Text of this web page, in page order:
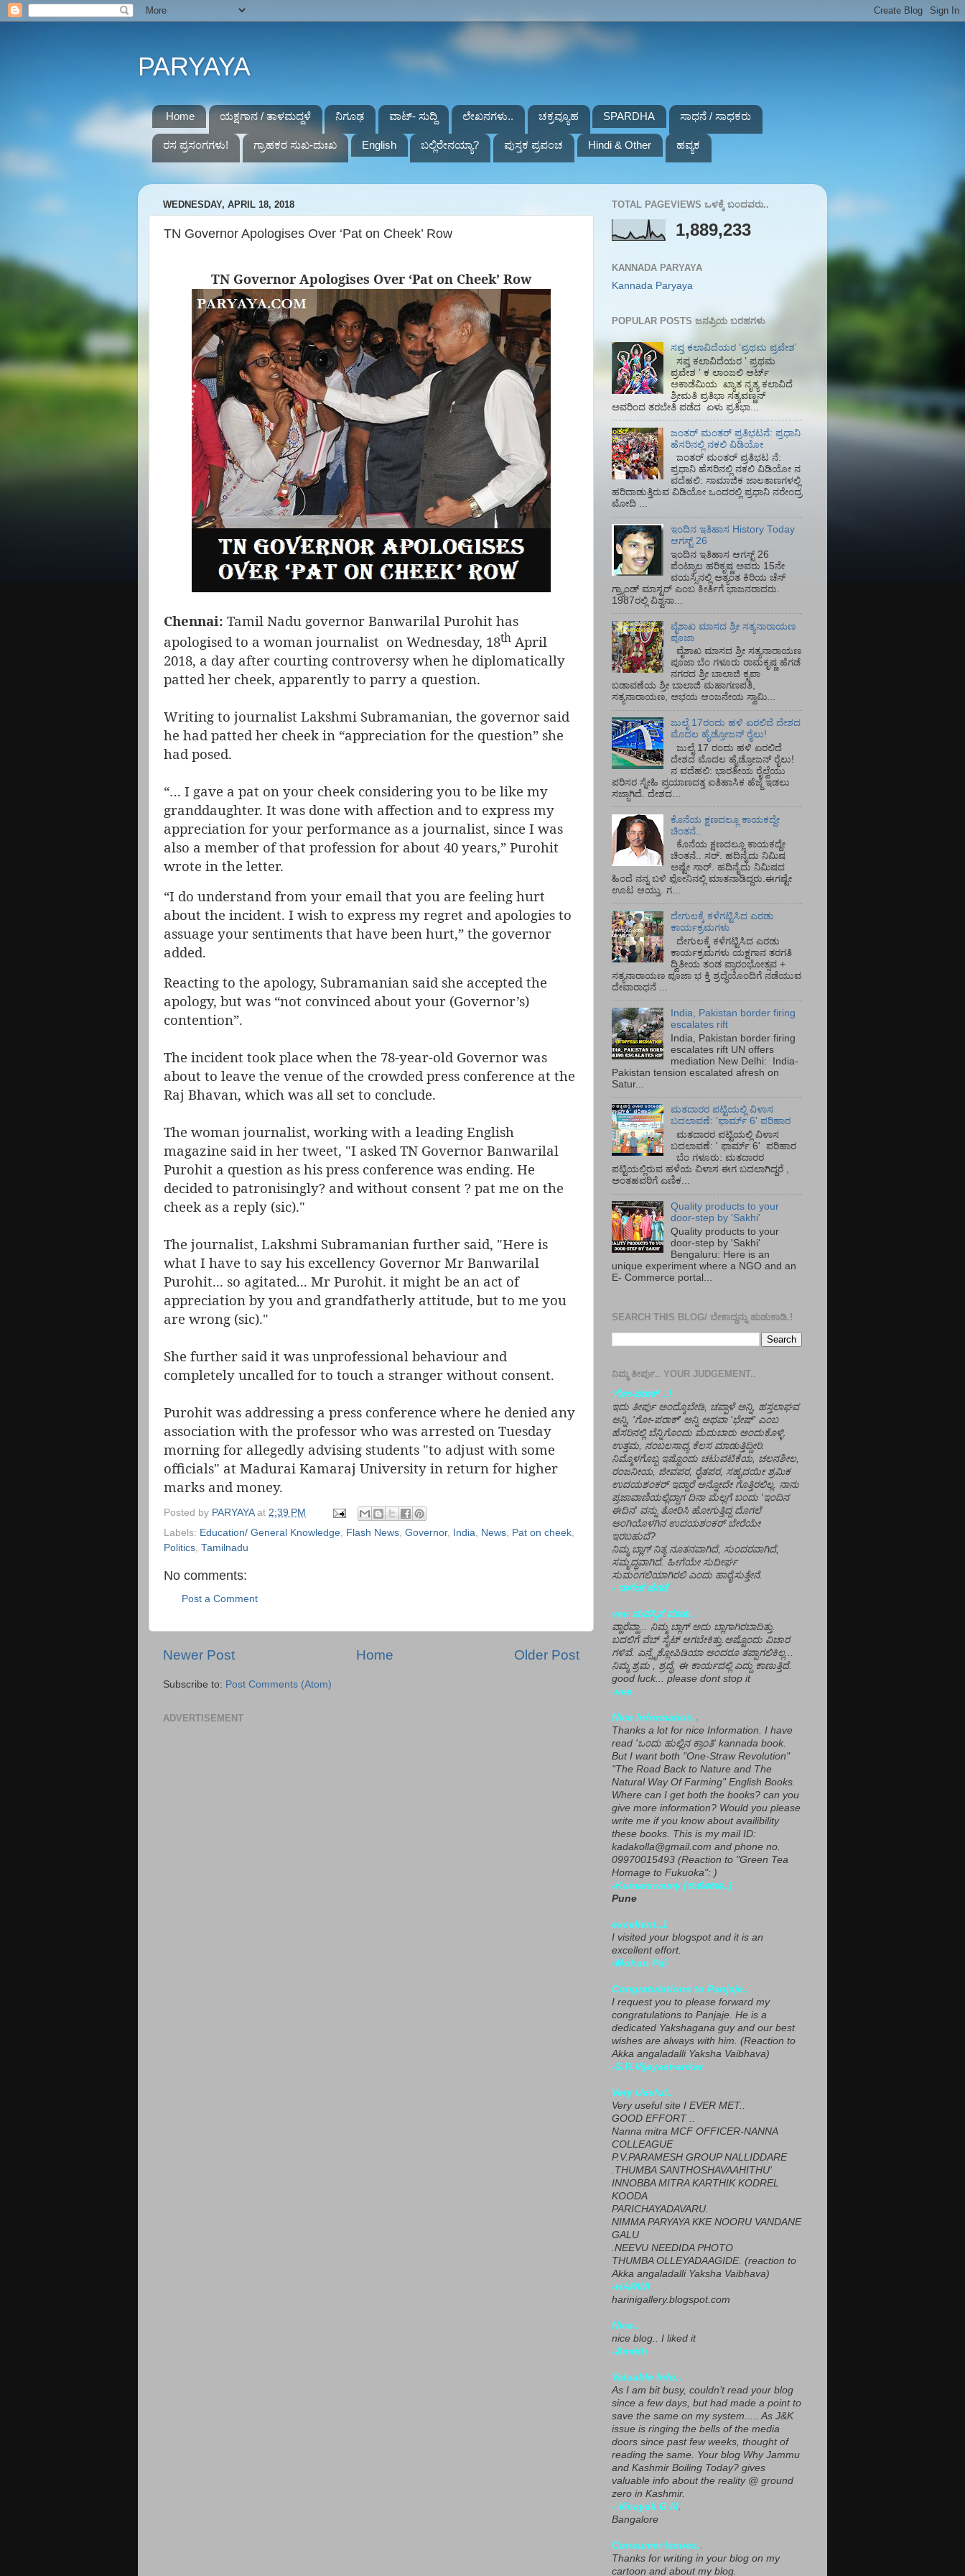
PARYAYA
Home ಯಕ್ಷಗಾನ / ತಾಳಮದ್ದಳೆ ನಿಗೂಢ ವಾಟ್- ಸುದ್ದಿ ಲೇಖನಗಳು.. ಚಕ್ರವ್ಯೂಹ SPARDHA ಸಾಧನೆ / ಸಾಧಕರು
ರಸ ಪ್ರಸಂಗಗಳು! ಗ್ರಾಹಕರ ಸುಖ-ದುಃಖ English ಬಲ್ಲಿರೇನಯ್ಯಾ? ಪುಸ್ತಕ ಪ್ರಪಂಚ Hindi & Other ಹವ್ಯಕ
WEDNESDAY, APRIL 18, 2018
TN Governor Apologises Over ‘Pat on Cheek’ Row
TN Governor Apologises Over ‘Pat on Cheek’ Row
Chennai: Tamil Nadu governor Banwarilal Purohit has
apologised to a woman journalist on Wednesday, 18th April
2018, a day after courting controversy when he diplomatically
patted her cheek, apparently to parry a question.
Writing to journalist Lakshmi Subramanian, the governor said
he had patted her cheek in “appreciation for the question” she
had posed.
“… I gave a pat on your cheek considering you to be like my
granddaughter. It was done with affection and to express my
appreciation for your performance as a journalist, since I was
also a member of that profession for about 40 years,” Purohit
wrote in the letter.
“I do understand from your email that you are feeling hurt
about the incident. I wish to express my regret and apologies to
assuage your sentiments that have been hurt,” the governor
added.
Reacting to the apology, Subramanian said she accepted the
apology, but was “not convinced about your (Governor’s)
contention”.
The incident took place when the 78-year-old Governor was
about to leave the venue of the crowded press conference at the
Raj Bhavan, which was all set to conclude.
The woman journalist, working with a leading English
magazine said in her tweet, "I asked TN Governor Banwarilal
Purohit a question as his press conference was ending. He
decided to patronisingly? and without consent ? pat me on the
cheek as a reply (sic)."
The journalist, Lakshmi Subramanian further said, "Here is
what I have to say his excellency Governor Mr Banwarilal
Purohit... so agitated... Mr Purohit. it might be an act of
appreciation by you and grandfatherly attitude, but to me you
are wrong (sic)."
She further said it was unprofessional behaviour and
completely uncalled for to touch a stranger without consent.
Purohit was addressing a press conference where he denied any
association with the professor who was arrested on Tuesday
morning for allegedly advising students "to adjust with some
officials" at Madurai Kamaraj University in return for higher
marks and money.
Posted by PARYAYA at 2:39 PM
Labels: Education/ General Knowledge Flash News Governor, India News Pat on cheek
Politics Tamilnadu
No comments:
Post a Comment
Newer Post Older Post
Home
Subscribe to: Post Comments (Atom)
ADVERTISEMENT
TOTAL PAGEVIEWS ಒಳಕ್ಕೆ ಬಂದವರು..
1,889,233
KANNADA PARYAYA
Kannada Paryaya
POPULAR POSTS ಜನಪ್ರಿಯ ಬರಹಗಳು
ಸಪ್ತ ಕಲಾವಿದೆಯರ ʼಪ್ರಥಮ ಪ್ರವೇಶʼ
ಸಪ್ತ ಕಲಾವಿದೆಯರ ʼ ಪ್ರಥಮ
ಪ್ರವೇಶ ʼ ಕ ಲಾಂಜಲಿ ಆರ್ಟ್
ಅಕಾಡೆಮಿಯ‌ ಖ್ಯಾತ ನೃತ್ಯ ಕಲಾವಿದೆ
ಶ್ರೀಮತಿ ಪ್ರತಿಭಾ ಸತ್ಯವಣ್ಣನ್
ಅವರಿಂದ ತರಬೇತಿ ಪಡೆದ ಏಳು ಪ್ರತಿಭಾ...
ಜಂತರ್ ಮಂತರ್ ಪ್ರತಿಭಟನೆ: ಪ್ರಧಾನಿ
ಹೆಸರಿನಲ್ಲಿ ನಕಲಿ ವಿಡಿಯೋ
ಜಂತರ್ ಮಂತರ್ ಪ್ರತಿಭಟ ನೆ:
ಪ್ರಧಾನಿ ಹೆಸರಿನಲ್ಲಿ ನಕಲಿ ವಿಡಿಯೋ ನ
ವದೆಹಲಿ: ಸಾಮಾಜಿಕ ಜಾಲತಾಣಗಳಲ್ಲಿ
ಹರಿದಾಡುತ್ತಿರುವ ವಿಡಿಯೋ ಒಂದರಲ್ಲಿ ಪ್ರಧಾನಿ ನರೇಂದ್ರ
ಮೋದಿ ...
ಇಂದಿನ ಇತಿಹಾಸ History Today
ಆಗಸ್ಟ್ 26
ಇಂದಿನ ಇತಿಹಾಸ ಆಗಸ್ಟ್ 26
ಪೆಂಟ್ಯಾಲ ಹರಿಕೃಷ್ಣ ಅವರು 15ನೇ
ವಯಸ್ಸಿನಲ್ಲಿ ಅತ್ಯಂತ ಕಿರಿಯ ಚೆಸ್
ಗ್ರ್ಯಾಂಡ್ ಮಾಸ್ಟರ್ ಎಂಬ ಕೀರ್ತಿಗೆ ಭಾಜನರಾದರು.
1987ರಲ್ಲಿ ವಿಶ್ವನಾ...
ವೈಶಾಖ ಮಾಸದ ಶ್ರೀ ಸತ್ಯನಾರಾಯಣ
ಪೂಜಾ
ವೈಶಾಖ ಮಾಸದ ಶ್ರೀ ಸತ್ಯನಾರಾಯಣ
ಪೂಜಾ ಬೆಂ ಗಳೂರು ರಾಮಕೃಷ್ಣ ಹೆಗಡೆ
ನಗರದ ಶ್ರೀ ಬಾಲಾಜಿ ಕೃಪಾ
ಬಡಾವಣೆಯ ಶ್ರೀ ಬಾಲಾಜಿ ಮಹಾಗಣಪತಿ,
ಸತ್ಯನಾರಾಯಣ, ಅಭಯ ಆಂಜನೇಯ ಸ್ವಾಮಿ...
ಜುಲೈ 17ರಂದು ಹಳಿ ಏರಲಿದೆ ದೇಶದ
ಮೊದಲ ಹೈಡ್ರೋಜನ್ ರೈಲು!
ಜುಲೈ 17 ರಂದು ಹಳಿ ಏರಲಿದೆ
ದೇಶದ ಮೊದಲ ಹೈಡ್ರೋಜನ್ ರೈಲು!
ನ ವದೆಹಲಿ: ಭಾರತೀಯ ರೈಲ್ವೆಯು
ಪರಿಸರ ಸ್ನೇಹಿ ಪ್ರಯಾಣದತ್ತ ಐತಿಹಾಸಿಕ ಹೆಜ್ಜೆ ಇಡಲು
ಸಜ್ಜಾಗಿದೆ. ದೇಶದ...
ಕೊನೆಯ ಕ್ಷಣದಲ್ಲೂ ಕಾಯಕದ್ದೇ
ಚಿಂತನೆ..
ಕೊನೆಯ ಕ್ಷಣದಲ್ಲೂ ಕಾಯಕದ್ದೇ
ಚಿಂತನೆ.. ಸರ್.‌ ಹದಿನೈದು ನಿಮಿಷ
ಅಷ್ಟೇ ಸಾರ್.‌ ಹದಿನೈದು ನಿಮಿಷದ
ಹಿಂದೆ ನನ್ನ ಬಳಿ ಫೋನಿನಲ್ಲಿ ಮಾತನಾಡಿದ್ದರು.ಈಗಷ್ಟೇ
ಊಟ ಆಯ್ತು. ಗ...
ದೇಗುಲಕ್ಕೆ ಕಳೆಗಟ್ಟಿಸಿದ ಎರಡು
ಕಾರ್ಯಕ್ರಮಗಳು
ದೇಗುಲಕ್ಕೆ ಕಳೆಗಟ್ಟಿಸಿದ ಎರಡು
ಕಾರ್ಯಕ್ರಮಗಳು ಯಕ್ಷಗಾನ ತರಗತಿ
ದ್ವಿತೀಯ ತಂಡ ಪ್ರಾರಂಭೋತ್ಸವ +
ಸತ್ಯನಾರಾಯಣ ಪೂಜಾ ಭ ಕ್ತಿ ಶ್ರದ್ಧೆಯೊಂದಿಗೆ ನಡೆಯುವ
ದೇವಾರಾಧನೆ ...
India, Pakistan border firing
escalates rift
India, Pakistan border firing
escalates rift UN offers
mediation New Delhi: India-
Pakistan tension escalated afresh on
Satur...
ಮತದಾರರ ಪಟ್ಟಿಯಲ್ಲಿ ವಿಳಾಸ
ಬದಲಾವಣೆ: 'ಫಾರ್ಮ್ 6' ಪರಿಹಾರ
ಮತದಾರರ ಪಟ್ಟಿಯಲ್ಲಿ ವಿಳಾಸ
ಬದಲಾವಣೆ: ' ಫಾರ್ಮ್ 6' ಪರಿಹಾರ
ಬೆಂ ಗಳೂರು: ಮತದಾರರ
ಪಟ್ಟಿಯಲ್ಲಿರುವ ಹಳೆಯ ವಿಳಾಸ ಈಗ ಬದಲಾಗಿದ್ದರೆ ,
ಅಂತಹವರಿಗೆ ಎಣಿಕ...
Quality products to your
door-step by 'Sakhi'
Quality products to your
door-step by 'Sakhi'
Bengaluru: Here is an
unique experiment where a NGO and an
E- Commerce portal...
SEARCH THIS BLOG/ ಬೇಕಾದ್ದನ್ನು ಹುಡುಕಾಡಿ.!
ನಿಮ್ಮ ತೀರ್ಪು.. YOUR JUDGEMENT..
'ಗೋ-ಪರಾಕ್' ..!
ಇದು ತೀರ್ಪು ಅಂದ್ಕೊಬೇಡಿ, ಚಪ್ಪಾಳೆ ಅನ್ನಿ, ಹಸ್ತಲಾಘವ
ಅನ್ನಿ, 'ಗೋ-ಪರಾಕ್' ಅನ್ನಿ ಅಥವಾ 'ಭೇಷ್' ಎಂಬ
ಹೆಸರಿನಲ್ಲಿ ಬೆನ್ನಿಗೊಂದು ಮೆದುಬಾರು ಅಂದುಕೊಳ್ಳಿ.
ಉತ್ತಮ, ನಂಬಲಸಾಧ್ಯ ಕೆಲಸ ಮಾಡುತ್ತಿದ್ದೀರಿ.
ನಿಮ್ಮೊಳಗೊಬ್ಬ ಇಷ್ಟೊಂದು ಚಟುವಟಿಕೆಯ, ಚಲನಶೀಲ,
ರಂಜನೀಯ, ಜೀವಪರ, ರೈತಪರ, ಸಹೃದಯೀ ಶ್ರಮಿಕ
ಉದಯಶಂಕರ್ ಇದ್ದಾರೆ ಅನ್ನೋದೇ ಗೊತ್ತಿರಲಿಲ್ಲ. ನಾನು
ಪ್ರಜಾವಾಣಿಯಲ್ಲಿದ್ದಾಗ ದಿನಾ ಮೆಲ್ಲಗೆ ಬಂದು 'ಇಂದಿನ
ಈದಿನ' ವನ್ನು ತೋರಿಸಿ ಹೋಗುತ್ತಿದ್ದ ದೊಗಲೆ
ಅಂಗಿಯೊಳಗಿನ ಉದಯಶಂಕರ್ ಬೇರೆಯೇ
ಇರಬಹುದೆ?
ನಿಮ್ಮ ಬ್ಲಾಗ್ ನಿತ್ಯ ನೂತನವಾಗಿದೆ, ಸುಂದರವಾಗಿದೆ,
ಸಮೃದ್ಧವಾಗಿದೆ. ಹೀಗೆಯೇ ಸುದೀರ್ಘ
ಸುಮಂಗಲಿಯಾಗಿರಲಿ ಎಂದು ಹಾರೈಸುತ್ತೇನೆ.
- ನಾಗೇಶ ಹೆಗಡೆ
vee ಮನಸ್ಸಿನ ಮಾತು .
ವ್ಹಾರೆವ್ಹಾ... ನಿಮ್ಮ ಬ್ಲಾಗ್ ಅದು ಬ್ಲಾಗಾಗಿರಬಾದಿತ್ತು.
ಬದಲಿಗೆ ವೆಬ್ ಸೈಟ್ ಆಗಬೇಕಿತ್ತು.ಅಷ್ಟೊಂದು ವಿಚಾರ
ಗಳಿವೆ. ಎನ್ಸೈಕ್ಲೋಪಿಡಿಯಾ ಅಂದರೂ ತಪ್ಪಾಗಲಿಕಿಲ್ಲ...
ನಿಮ್ಮ ಶ್ರಮ , ಶ್ರದ್ಧೆ, ಈ ಕಾರ್ಯದಲ್ಲಿ ಎದ್ದು ಕಾಣುತ್ತಿದೆ.
good luck... please dont stop it
-vee
Nice Information..
Thanks a lot for nice Information. I have
read 'ಒಂದು ಹುಲ್ಲಿನ ಕ್ರಾಂತಿ' kannada book.
But I want both "One-Straw Revolution"
"The Road Back to Nature and The
Natural Way Of Farming" English Books.
Where can I get both the books? can you
give more information? Would you please
write me if you know about availibility
these books. This is my mail ID:
kadakolla@gmail.com and phone no.
09970015493 (Reaction to "Green Tea
Homage to Fukuoka": )
-Kumarswamy (ಕುಕೂಊ..)
Pune
excellent..1
I visited your blogspot and it is an
excellent effort.
-Mohan Pai
Congratulations to Panjaje..
I request you to please forward my
congratulations to Panjaje. He is a
dedicated Yakshagana guy and our best
wishes are always with him. (Reaction to
Akka angaladalli Yaksha Vaibhava)
-S.R.Vijayashankar
Very Useful..
Very useful site I EVER MET..
GOOD EFFORT ..
Nanna mitra MCF OFFICER-NANNA
COLLEAGUE
P.V.PARAMESH GROUP NALLIDDARE
.THUMBA SANTHOSHAVAAHITHU'
INNOBBA MITRA KARTHIK KODREL
KOODA
PARICHAYADAVARU.
NIMMA PARYAYA KKE NOORU VANDANE
GALU
.NEEVU NEEDIDA PHOTO
THUMBA OLLEYADAAGIDE. (reaction to
Akka angaladalli Yaksha Vaibhava)
-HARINI
harinigallery.blogspot.com
Nice..
nice blog.. I liked it
-Amrith
Valuable Info..
As I am bit busy, couldn’t read your blog
since a few days, but had made a point to
save the same on my system..... As J&K
issue is ringing the bells of the media
doors since past few weeks, thought of
reading the same. Your blog Why Jammu
and Kashmir Boiling Today? gives
valuable info about the reality @ ground
zero in Kashmir.
- Vinayak G M,
Bangalore
Consumer Issues..
Thanks for writing in your blog on my
cartoon and about my blog.